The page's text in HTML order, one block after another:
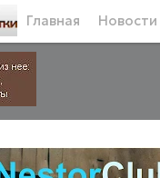
Главная Новости